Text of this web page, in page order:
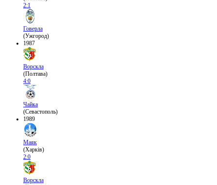
2:1
Говерла
(Ужгород)
1987
Ворскла
(Полтава)
4:0
Чайка
(Севастополь)
1989
Маяк
(Харків)
2:0
Ворскла